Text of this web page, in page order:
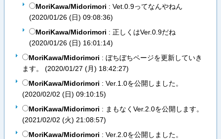
MoriKawa/Midorimori : Vet.0.9ってなんやねん
(2020/01/26 (日) 09:08:36)
MoriKawa/Midorimori : 正しくはVer.0.9だね
(2020/01/26 (日) 16:01:14)
MoriKawa/Midorimori : ぼちぼちページを更新していき
ます。 (2020/01/27 (月) 18:42:27)
MoriKawa/Midorimori : Ver.1.0を公開しました。
(2020/02/02 (日) 09:10:15)
MoriKawa/Midorimori : まもなくVer.2.0を公開します。
(2021/02/02 (火) 21:08:57)
MoriKawa/Midorimori : Ver.2.0を公開しました。